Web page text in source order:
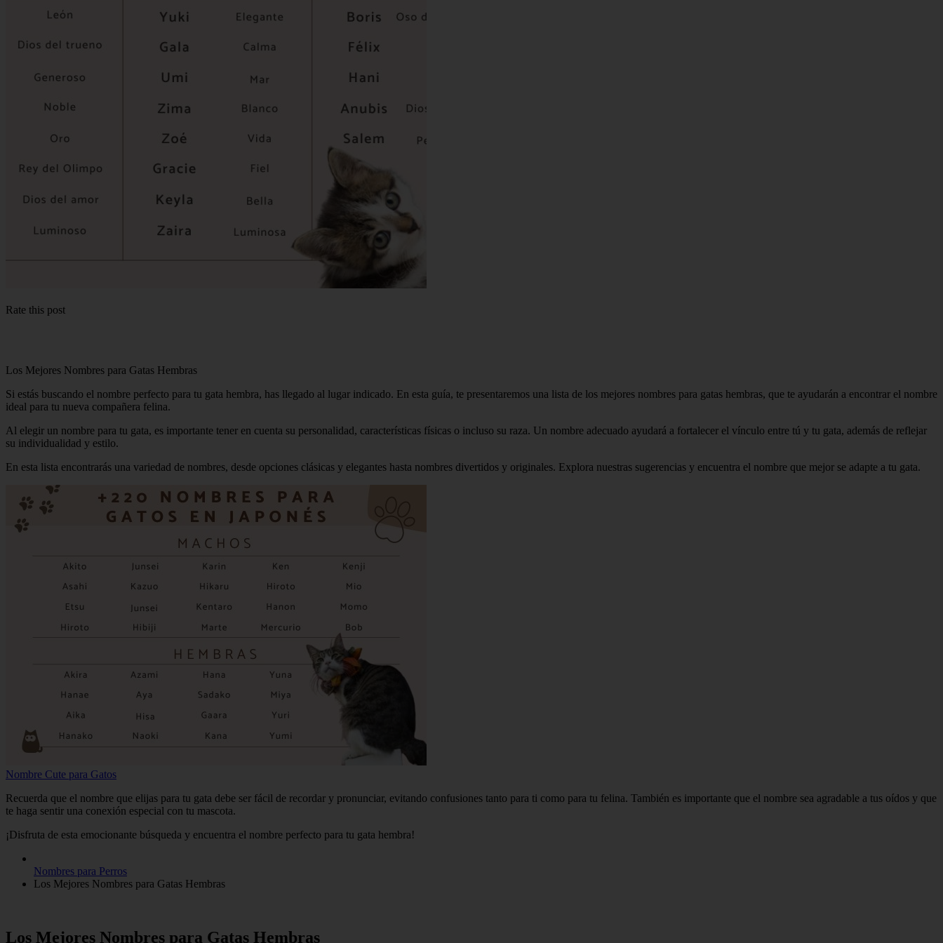
Rate this post
Los Mejores Nombres para Gatas Hembras
Si estás buscando el nombre perfecto para tu gata hembra, has llegado al lugar indicado. En esta guía, te presentaremos una lista de los mejores nombres para gatas hembras, que te ayudarán a encontrar el nombre
ideal para tu nueva compañera felina.
Al elegir un nombre para tu gata, es importante tener en cuenta su personalidad, características físicas o incluso su raza. Un nombre adecuado ayudará a fortalecer el vínculo entre tú y tu gata, además de reflejar
su individualidad y estilo.
En esta lista encontrarás una variedad de nombres, desde opciones clásicas y elegantes hasta nombres divertidos y originales. Explora nuestras sugerencias y encuentra el nombre que mejor se adapte a tu gata.
Nombre Cute para Gatos
Recuerda que el nombre que elijas para tu gata debe ser fácil de recordar y pronunciar, evitando confusiones tanto para ti como para tu felina. También es importante que el nombre sea agradable a tus oídos y que
te haga sentir una conexión especial con tu mascota.
¡Disfruta de esta emocionante búsqueda y encuentra el nombre perfecto para tu gata hembra!
Nombres para Perros
Los Mejores Nombres para Gatas Hembras
Los Mejores Nombres para Gatas Hembras